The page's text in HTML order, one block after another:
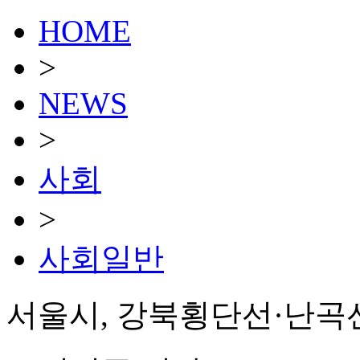
HOME
>
NEWS
>
사회
>
사회일반
서울시, 강북횡단선·난